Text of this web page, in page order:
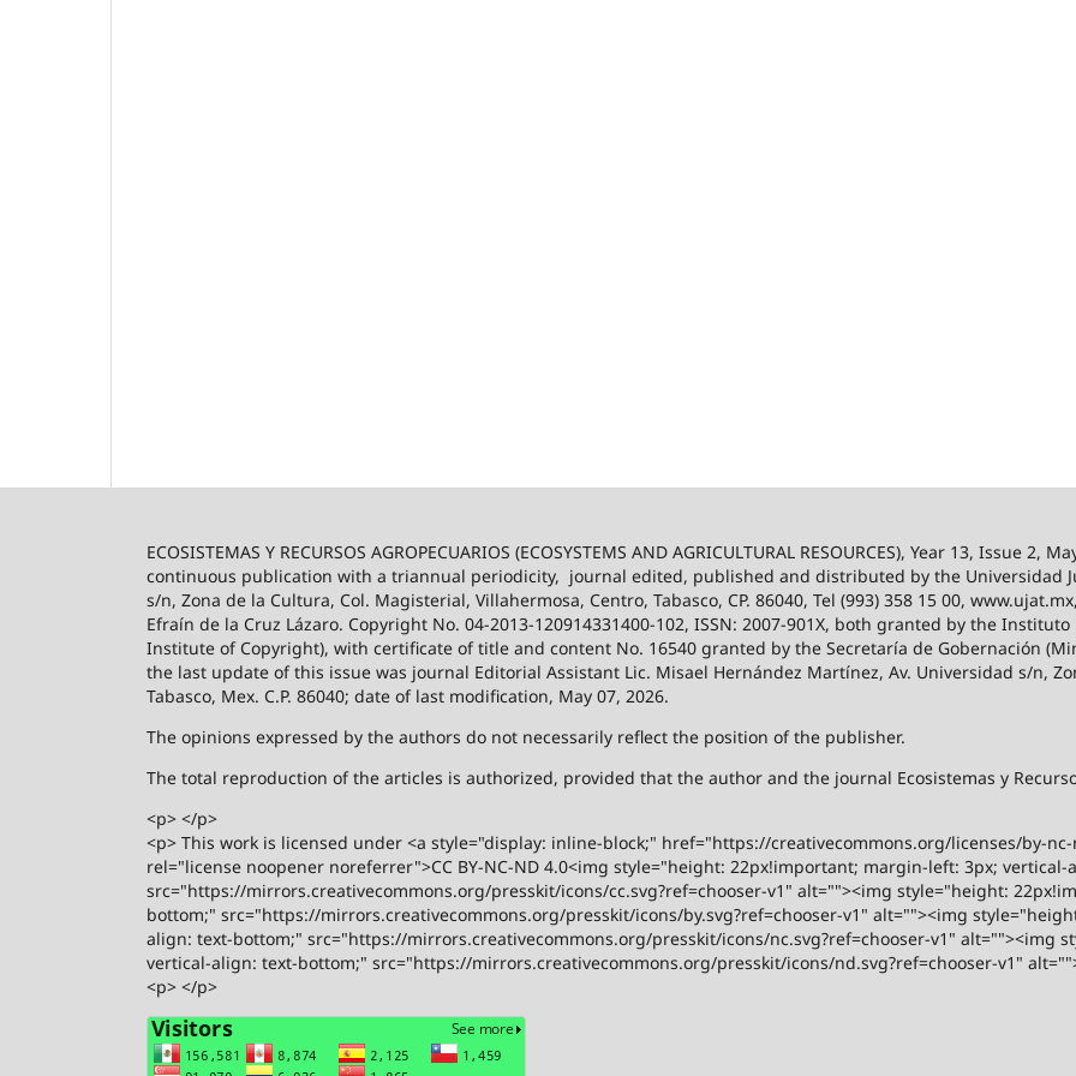
ECOSISTEMAS Y RECURSOS AGROPECUARIOS (ECOSYSTEMS AND AGRICULTURAL RESOURCES), Year 13, Issue 2,
continuous publication with a triannual periodicity, journal edited, published and distributed by the Universidad
s/n, Zona de la Cultura, Col. Magisterial, Villahermosa, Centro, Tabasco, CP. 86040, Tel (993) 358 15 00,
Efraín de la Cruz Lázaro. Copyright No. 04-2013-120914331400-102, ISSN: 2007-901X, both granted by the
Institute of Copyright), with certificate of title and content No. 16540 granted by the Secretaría de Gobernación
the last update of this issue was journal Editorial Assistant Lic. Misael Hernández Martínez, Av. Universidad s/n,
Tabasco, Mex. C.P. 86040; date of last modification, May 07, 2026.
The opinions expressed by the authors do not necessarily reflect the position of the publisher.
The total reproduction of the articles is authorized, provided that the author and the journal Ecosistemas y
<p> </p>
<p> This work is licensed under <a style="display: inline-block;" href="https://creativecommons.org/licenses/by-
rel="license noopener noreferrer">CC BY-NC-ND 4.0<img style="height: 22px!important; margin-left: 3px;
src="https://mirrors.creativecommons.org/presskit/icons/cc.svg?ref=chooser-v1" alt=""><img style="height:
bottom;" src="https://mirrors.creativecommons.org/presskit/icons/by.svg?ref=chooser-v1" alt=""><img
align: text-bottom;" src="https://mirrors.creativecommons.org/presskit/icons/nc.svg?ref=chooser-v1" alt=""><img
vertical-align: text-bottom;" src="https://mirrors.creativecommons.org/presskit/icons/nd.svg?ref=chooser-v1"
<p> </p>